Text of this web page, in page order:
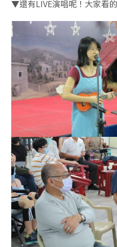
▼還有LIVE演唱呢！大家看